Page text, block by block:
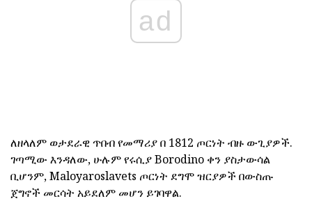
ad
ለዘላለም ወታደራዊ ጥበብ የመማሪያ በ 1812 ጦርነት ብዙ ውጊያዎች.
ገጣሚው እንዳለው, ሁሉም የሩሲያ Borodino ቀን ያስታውሳል
ቢሆንም, Maloyaroslavets ጦርነት ደግሞ ዝርያዎች በውስጡ
ጀግኖች መርሳት አይደለም መሆን ይገባዋል.